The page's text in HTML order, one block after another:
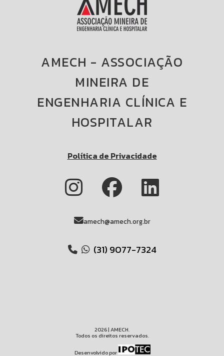
AMECH - ASSOCIAÇÃO
MINEIRA DE
ENGENHARIA CLÍNICA E
HOSPITALAR
Política de Privacidade
amech@amech.org.br
(31) 9077-7324
2026 | AMECH.
Todos os direitos reservados.
Desenvolvido por